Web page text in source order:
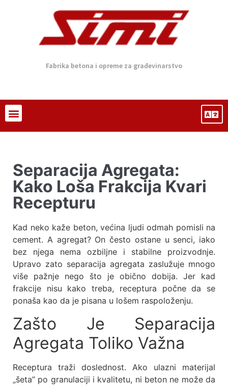
Fabrika betona i opreme za građevinarstvo
Separacija Agregata:
Kako Loša Frakcija Kvari
Recepturu
Kad neko kaže beton, većina ljudi odmah pomisli na
cement. A agregat? On često ostane u senci, iako
bez njega nema ozbiljne i stabilne proizvodnje.
Upravo zato separacija agregata zaslužuje mnogo
više pažnje nego što je obično dobija. Jer kad
frakcije nisu kako treba, receptura počne da se
ponaša kao da je pisana u lošem raspoloženju.
Zašto Je Separacija
Agregata Toliko Važna
Receptura traži doslednost. Ako ulazni materijal
„šeta” po granulaciji i kvalitetu, ni beton ne može da